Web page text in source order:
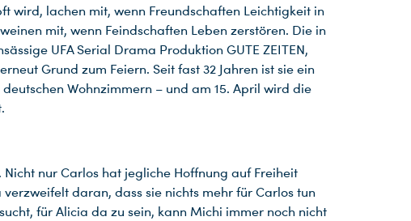
wird, lachen mit, wenn Freundschaften Leichtigkeit in
mit, wenn Feindschaften Leben zerstören. Die in
UFA Serial Drama Produktion GUTE ZEITEN,
erneut Grund zum Feiern. Seit fast 32 Jahren ist sie ein
Wohnzimmern – und am 15. April wird die
Nicht nur Carlos hat jegliche Hoffnung auf Freiheit
daran, dass sie nichts mehr für Carlos tun
für Alicia da zu sein, kann Michi immer noch nicht